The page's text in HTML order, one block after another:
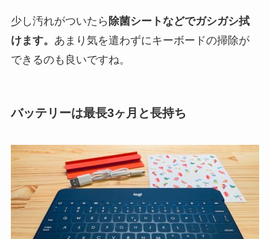
少し汚れがついたら 除菌シートなどでガシガシ拭
けます。 あまり気を遣わずにキーボードの掃除が
できるのも良いですね。
バッテリーは最長3ヶ月と長持ち